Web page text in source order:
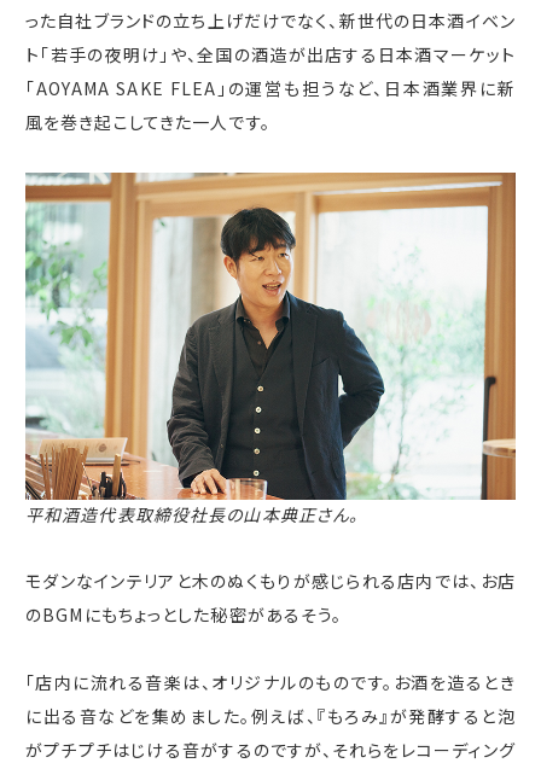
った自社ブランドの立ち上げだけでなく、新世代の日本酒イベン
ト「若手の夜明け」や、全国の酒造が出店する日本酒マーケット
「AOYAMA SAKE FLEA」の運営も担うなど、日本酒業界に新
風を巻き起こしてきた一人です。
平和酒造代表取締役社長の山本典正さん。
モダンなインテリアと木のぬくもりが感じられる店内では、お店
のBGM にもちょっとした秘密があるそう。
「店内に流れる音楽は、オリジナルのものです。お酒を造るとき
に出る音などを集めました。例えば、『もろみ』が発酵すると泡
がプチプチはじける音がするのですが、それらをレコーディング